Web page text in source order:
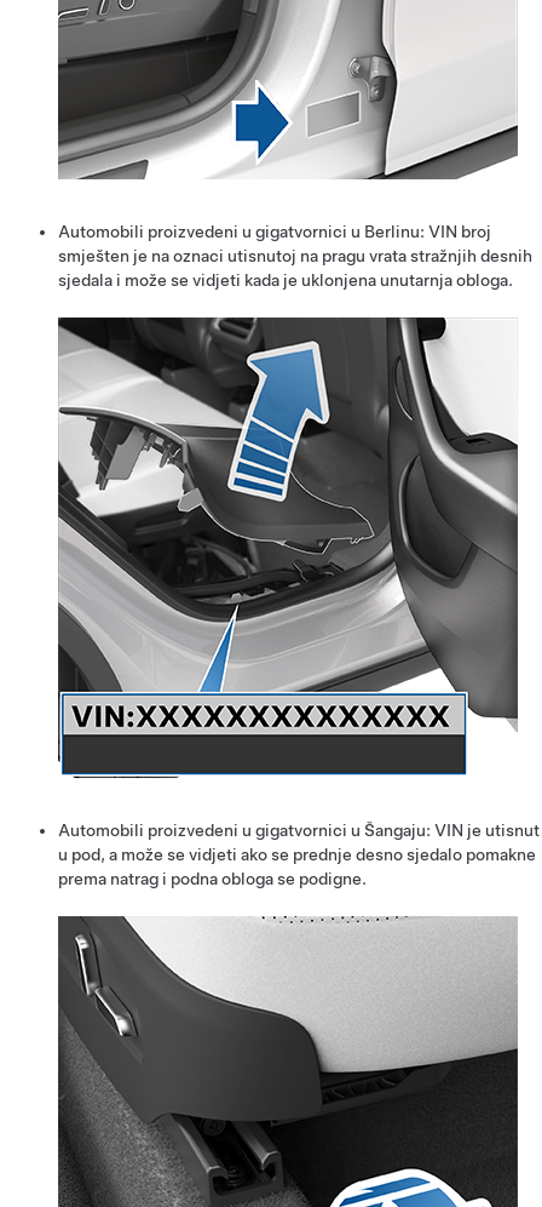
Automobili proizvedeni u gigatvornici u Berlinu: VIN broj
smješten je na oznaci utisnutoj na pragu vrata stražnjih desnih
sjedala i može se vidjeti kada je uklonjena unutarnja obloga.
Automobili proizvedeni u gigatvornici u Šangaju: VIN je utisnut
u pod, a može se vidjeti ako se prednje desno sjedalo pomakne
prema natrag i podna obloga se podigne.